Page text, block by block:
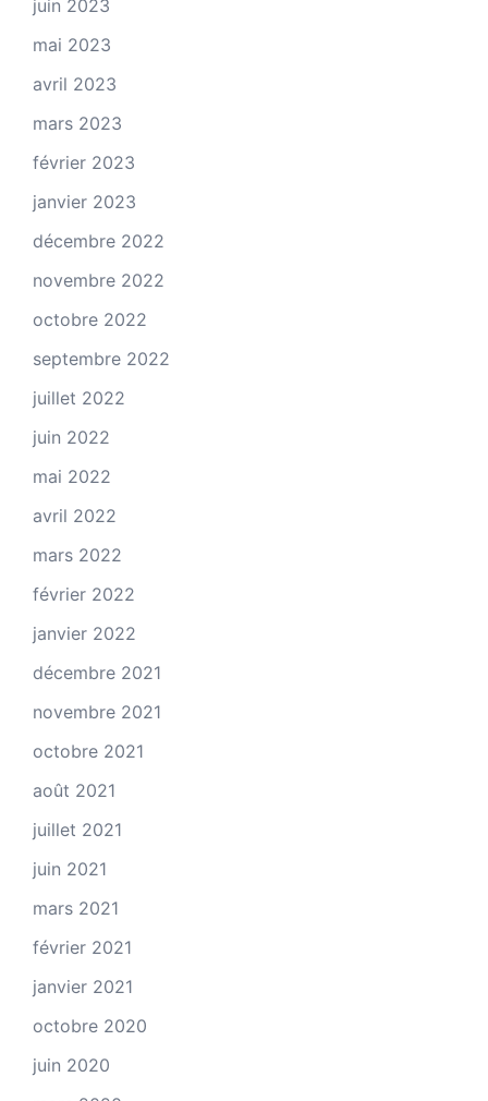
juin 2023
mai 2023
avril 2023
mars 2023
février 2023
janvier 2023
décembre 2022
novembre 2022
octobre 2022
septembre 2022
juillet 2022
juin 2022
mai 2022
avril 2022
mars 2022
février 2022
janvier 2022
décembre 2021
novembre 2021
octobre 2021
août 2021
juillet 2021
juin 2021
mars 2021
février 2021
janvier 2021
octobre 2020
juin 2020